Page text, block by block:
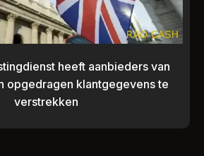
heeft aanbieders van
opgedragen klantgegevens te
verstrekken